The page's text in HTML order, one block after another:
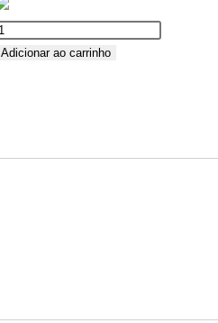
Adicionar ao carrinho